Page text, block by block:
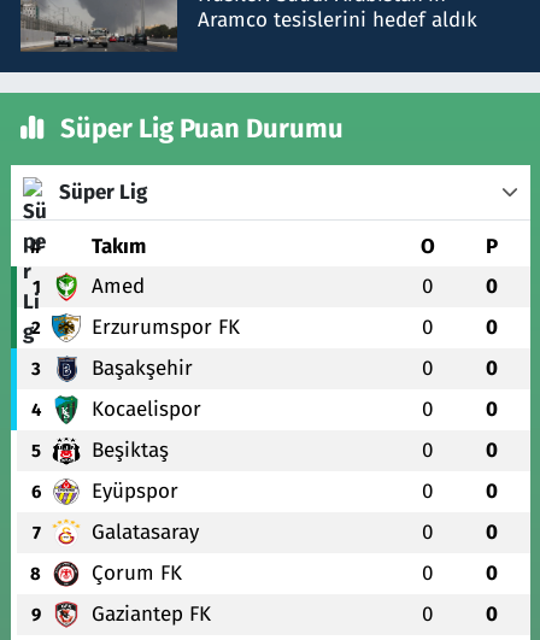
Aramco tesislerini hedef aldık
Süper Lig Puan Durumu
Süper Lig
# Takım O P
1 Amed 0 0
2 Erzurumspor FK 0 0
3 Başakşehir 0 0
4 Kocaelispor 0 0
5 Beşiktaş 0 0
6 Eyüpspor 0 0
7 Galatasaray 0 0
8 Çorum FK 0 0
9 Gaziantep FK 0 0